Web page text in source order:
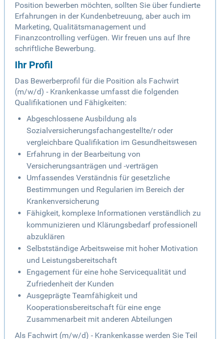
Position bewerben möchten, sollten Sie über fundierte
Erfahrungen in der Kundenbetreuung, aber auch im
Marketing, Qualitätsmanagement und
Finanzcontrolling verfügen. Wir freuen uns auf Ihre
schriftliche Bewerbung.
Ihr Profil
Das Bewerberprofil für die Position als Fachwirt
(m/w/d) - Krankenkasse umfasst die folgenden
Qualifikationen und Fähigkeiten:
Abgeschlossene Ausbildung als
Sozialversicherungsfachangestellte/r oder
vergleichbare Qualifikation im Gesundheitswesen
Erfahrung in der Bearbeitung von
Versicherungsanträgen und -verträgen
Umfassendes Verständnis für gesetzliche
Bestimmungen und Regularien im Bereich der
Krankenversicherung
Fähigkeit, komplexe Informationen verständlich zu
kommunizieren und Klärungsbedarf professionell
abzuklären
Selbstständige Arbeitsweise mit hoher Motivation
und Leistungsbereitschaft
Engagement für eine hohe Servicequalität und
Zufriedenheit der Kunden
Ausgeprägte Teamfähigkeit und
Kooperationsbereitschaft für eine enge
Zusammenarbeit mit anderen Abteilungen
Als Fachwirt (m/w/d) - Krankenkasse werden Sie Teil